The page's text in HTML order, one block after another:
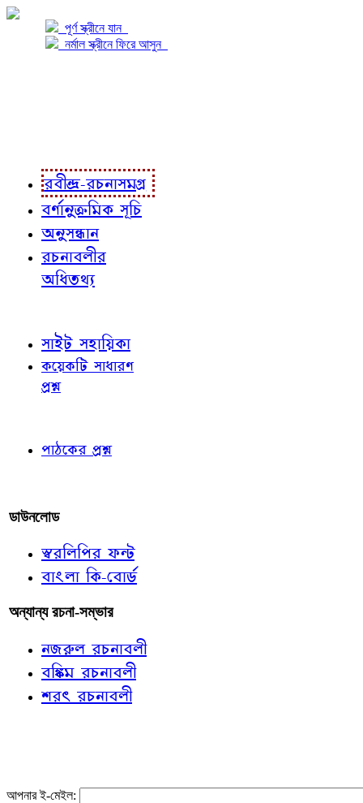
পূর্ণ স্ক্রীনে যান
নর্মাল স্ক্রীনে ফিরে আসুন
রবীন্দ্র-রচনাসমগ্র
বর্ণানুক্রমিক সূচি
অনুসন্ধান
রচনাবলীর
অধিতথ্য
সাইট সহায়িকা
কয়েকটি সাধারণ
প্রশ্ন
পাঠকের প্রশ্ন
ডাউনলোড
স্বরলিপির ফন্ট
বাংলা কি-বোর্ড
অন্যান্য রচনা-সম্ভার
নজরুল রচনাবলী
বঙ্কিম রচনাবলী
শরৎ রচনাবলী
আপনার ই-মেইল: